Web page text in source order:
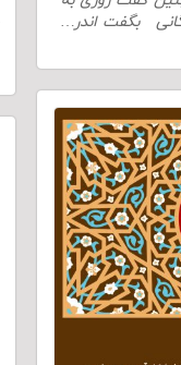
بگفت اندر…